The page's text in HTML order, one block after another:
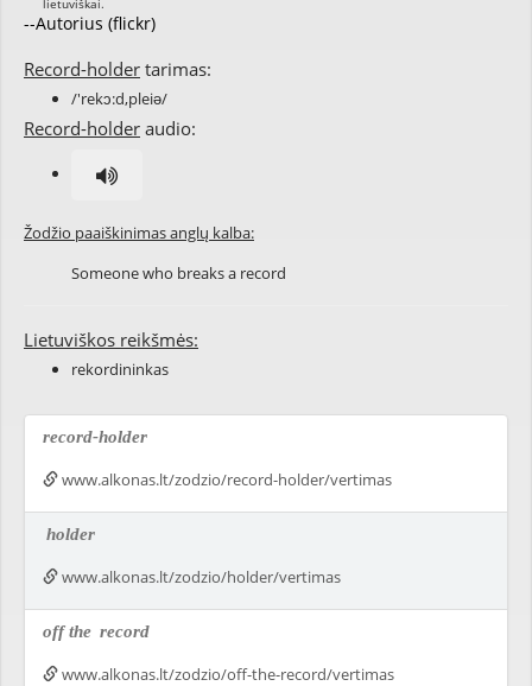
--Autorius (flickr)
Record-holder tarimas:
/'rekɔ:d,pleiə/
Record-holder audio:
Žodžio paaiškinimas anglų kalba:
Someone who breaks a record
Lietuviškos reikšmės:
rekordininkas
record-holder
www.alkonas.lt/zodzio/record-holder/vertimas
holder
www.alkonas.lt/zodzio/holder/vertimas
off the record
www.alkonas.lt/zodzio/off-the-record/vertimas